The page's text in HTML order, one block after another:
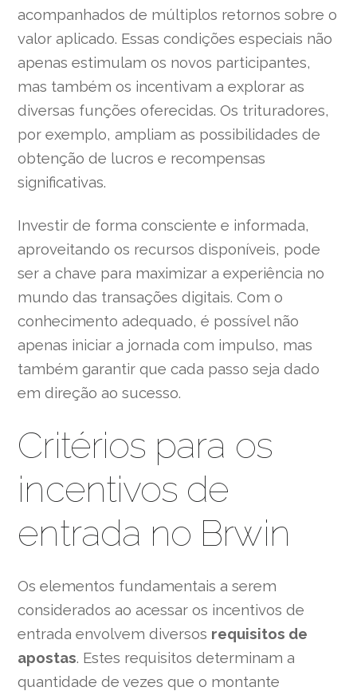
acompanhados de múltiplos retornos sobre o
valor aplicado. Essas condições especiais não
apenas estimulam os novos participantes,
mas também os incentivam a explorar as
diversas funções oferecidas. Os trituradores,
por exemplo, ampliam as possibilidades de
obtenção de lucros e recompensas
significativas.
Investir de forma consciente e informada,
aproveitando os recursos disponíveis, pode
ser a chave para maximizar a experiência no
mundo das transações digitais. Com o
conhecimento adequado, é possível não
apenas iniciar a jornada com impulso, mas
também garantir que cada passo seja dado
em direção ao sucesso.
Critérios para os
incentivos de
entrada no Brwin
Os elementos fundamentais a serem
considerados ao acessar os incentivos de
entrada envolvem diversos requisitos de
apostas. Estes requisitos determinam a
quantidade de vezes que o montante